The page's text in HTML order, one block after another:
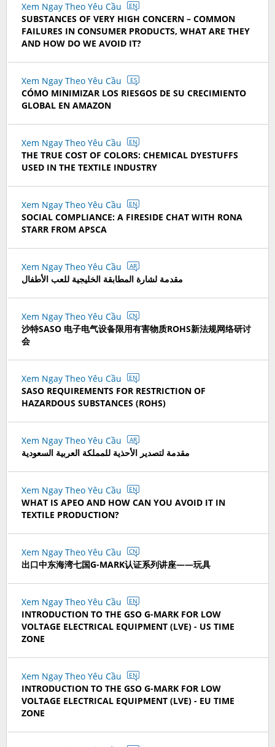
Xem Ngay Theo Yêu Cầu EN
SUBSTANCES OF VERY HIGH CONCERN – COMMON
FAILURES IN CONSUMER PRODUCTS, WHAT ARE THEY
AND HOW DO WE AVOID IT?
Xem Ngay Theo Yêu Cầu ES
CÓMO MINIMIZAR LOS RIESGOS DE SU CRECIMIENTO
GLOBAL EN AMAZON
Xem Ngay Theo Yêu Cầu EN
THE TRUE COST OF COLORS: CHEMICAL DYESTUFFS
USED IN THE TEXTILE INDUSTRY
Xem Ngay Theo Yêu Cầu EN
SOCIAL COMPLIANCE: A FIRESIDE CHAT WITH RONA
STARR FROM APSCA
Xem Ngay Theo Yêu Cầu AR
مقدمة لشارة المطابقة الخليجية للعب الأطفال
Xem Ngay Theo Yêu Cầu CN
沙特SASO 电子电气设备限用有害物质ROHS新法规网络研讨
会
Xem Ngay Theo Yêu Cầu EN
SASO REQUIREMENTS FOR RESTRICTION OF
HAZARDOUS SUBSTANCES (ROHS)
Xem Ngay Theo Yêu Cầu AR
مقدمة لتصدير الأحذية للمملكة العربية السعودية
Xem Ngay Theo Yêu Cầu EN
WHAT IS APEO AND HOW CAN YOU AVOID IT IN
TEXTILE PRODUCTION?
Xem Ngay Theo Yêu Cầu CN
出口中东海湾七国G-MARK认证系列讲座——玩具
Xem Ngay Theo Yêu Cầu EN
INTRODUCTION TO THE GSO G-MARK FOR LOW
VOLTAGE ELECTRICAL EQUIPMENT (LVE) - US TIME
ZONE
Xem Ngay Theo Yêu Cầu EN
INTRODUCTION TO THE GSO G-MARK FOR LOW
VOLTAGE ELECTRICAL EQUIPMENT (LVE) - EU TIME
ZONE